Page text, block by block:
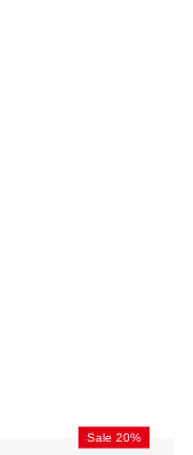
Sale 20%